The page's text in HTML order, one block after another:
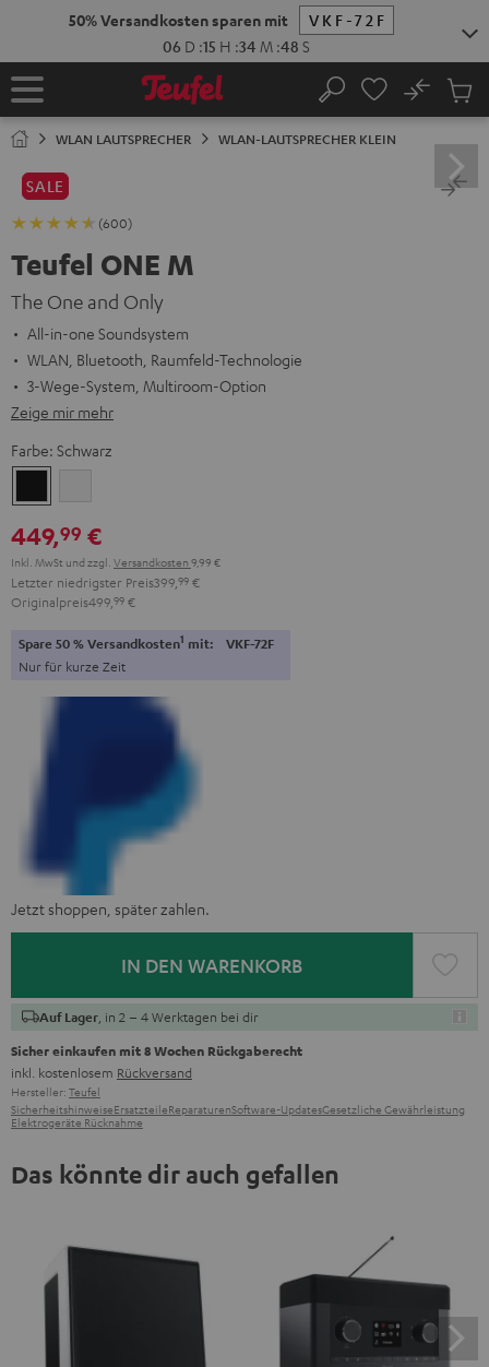
Startseite Suche
No
WLAN LAUTSPRECHER WLAN-LAUTSPRECHER KLEIN
SALE
(600)
Teufel ONE M
The One and Only
All-in-one Soundsystem
WLAN, Bluetooth, Raumfeld-Technologie
3-Wege-System, Multiroom-Option
Zeige mir mehr
Farbe: Schwarz
449,99 €
Inkl. MwSt und zzgl. Versandkosten 9,99 €
Letzter niedrigster Preis399, 99 €
Originalpreis499, 99 €
Spare 50 % Versandkosten1 mit: VKF-72F
Nur für kurze Zeit
Jetzt shoppen, später zahlen.
IN DEN WARENKORB
Auf Lager , in 2 – 4 Werktagen bei dir
Sicher einkaufen mit 8 Wochen Rückgaberecht
inkl. kostenlosem Rückversand
Hersteller: Teufel
SicherheitshinweiseErsatzteileReparaturenSoftware-UpdatesGesetzliche Gewährleistung
Elektrogeräte Rücknahme
Das könnte dir auch gefallen